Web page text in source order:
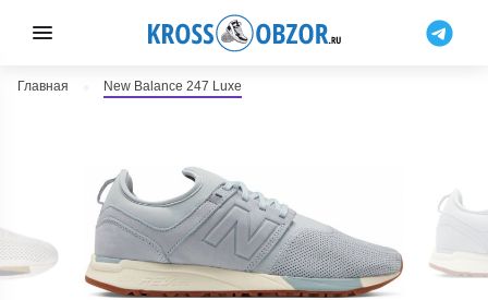
Главная New Balance 247 Luxe